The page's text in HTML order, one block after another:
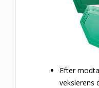
Efter
vekslerens